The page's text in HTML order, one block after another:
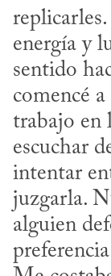
energía y
sentido
comencé a
trabajo en
escuchar
intentar
juzgarla.
alguien